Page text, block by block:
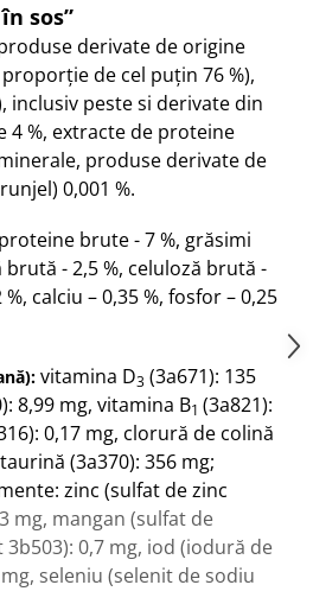
sos”
derivate de origine
de cel puţin 76 %),
inclusiv peste si derivate din
4 %, extracte de proteine
produse derivate de
0,001 %.
proteine brute - 7 %, grăsimi
brută - 2,5 %, celuloză brută -
calciu – 0,35 %, fosfor – 0,25
vitamina D3 (3a671): 135
8,99 mg, vitamina B1 (3a821):
0,17 mg, clorură de colină
(3a370): 356 mg;
zinc (sulfat de zinc
3 mg, mangan (sulfat de
0,7 mg, iod (iodură de
seleniu (selenit de sodiu